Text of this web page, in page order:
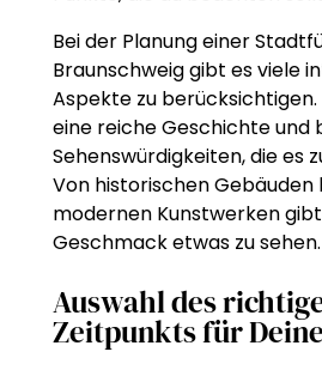
Bei der Planung einer
Braunschweig gibt es viele
Aspekte zu
eine reiche Geschichte und
Sehenswürdigkeiten, die es
Von historischen Gebäuden
modernen Kunstwerken
Geschmack etwas zu sehen.
Auswahl des
Zeitpunkts für